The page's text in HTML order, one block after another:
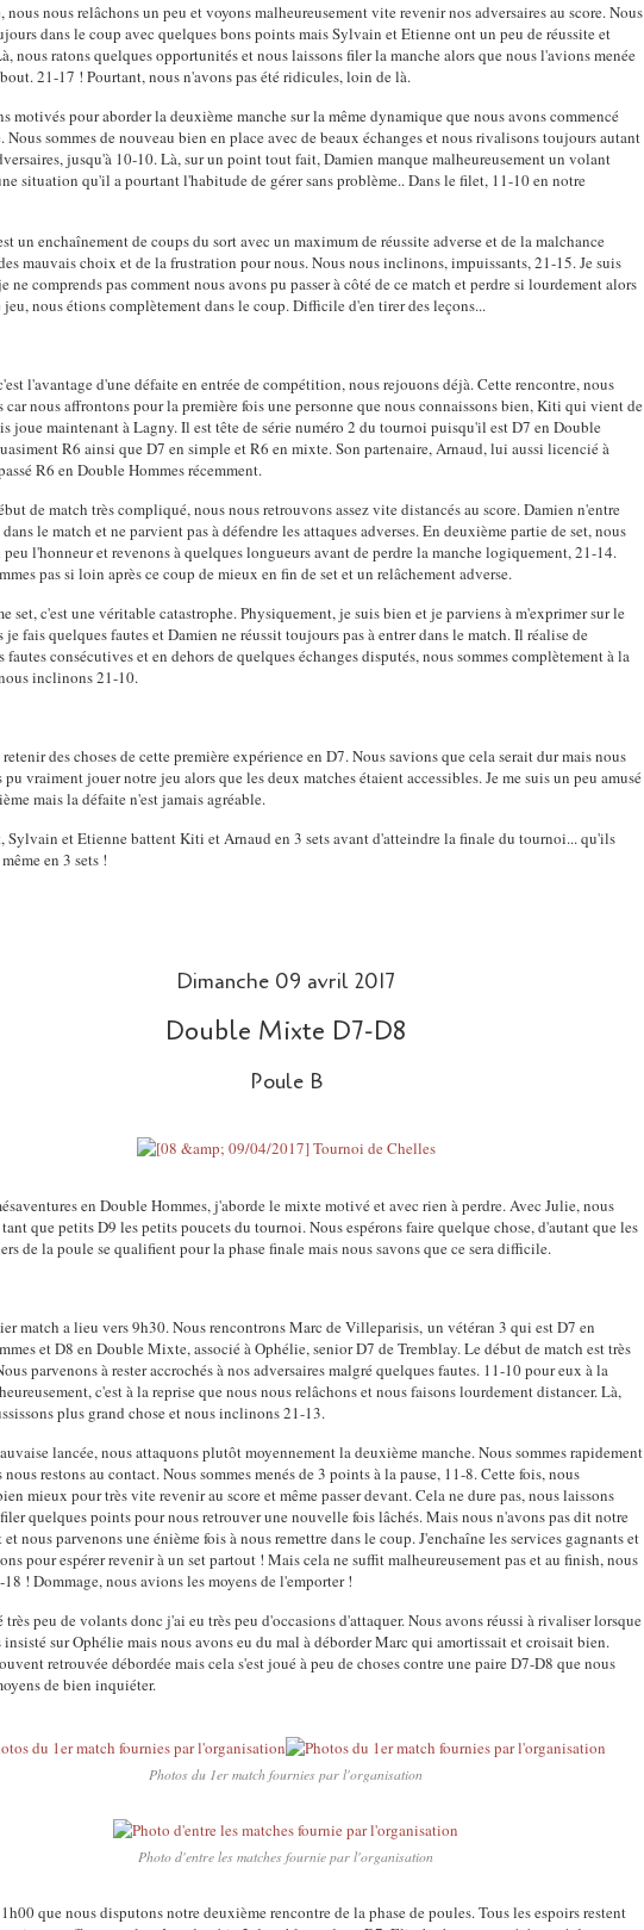
nous nous relâchons un peu et voyons malheureusement vite revenir nos adversaires au score. Nous
dans le coup avec quelques bons points mais Sylvain et Etienne ont un peu de réussite et
nous ratons quelques opportunités et nous laissons filer la manche alors que nous l'avions menée
21-17 ! Pourtant, nous n'avons pas été ridicules, loin de là.
motivés pour aborder la deuxième manche sur la même dynamique que nous avons commencé
Nous sommes de nouveau bien en place avec de beaux échanges et nous rivalisons toujours autant
jusqu'à 10-10. Là, sur un point tout fait, Damien manque malheureusement un volant
situation qu'il a pourtant l'habitude de gérer sans problème.. Dans le filet, 11-10 en notre
un enchaînement de coups du sort avec un maximum de réussite adverse et de la malchance
mauvais choix et de la frustration pour nous. Nous nous inclinons, impuissants, 21-15. Je suis
ne comprends pas comment nous avons pu passer à côté de ce match et perdre si lourdement alors
jeu, nous étions complètement dans le coup. Difficile d'en tirer des leçons...
l'avantage d'une défaite en entrée de compétition, nous rejouons déjà. Cette rencontre, nous
car nous affrontons pour la première fois une personne que nous connaissons bien, Kiti qui vient de
joue maintenant à Lagny. Il est tête de série numéro 2 du tournoi puisqu'il est D7 en Double
R6 ainsi que D7 en simple et R6 en mixte. Son partenaire, Arnaud, lui aussi licencié à
R6 en Double Hommes récemment.
de match très compliqué, nous nous retrouvons assez vite distancés au score. Damien n'entre
le match et ne parvient pas à défendre les attaques adverses. En deuxième partie de set, nous
peu l'honneur et revenons à quelques longueurs avant de perdre la manche logiquement, 21-14.
pas si loin après ce coup de mieux en fin de set et un relâchement adverse.
set, c'est une véritable catastrophe. Physiquement, je suis bien et je parviens à m'exprimer sur le
je fais quelques fautes et Damien ne réussit toujours pas à entrer dans le match. Il réalise de
fautes consécutives et en dehors de quelques échanges disputés, nous sommes complètement à la
inclinons 21-10.
des choses de cette première expérience en D7. Nous savions que cela serait dur mais nous
pu vraiment jouer notre jeu alors que les deux matches étaient accessibles. Je me suis un peu amusé
mais la défaite n'est jamais agréable.
Sylvain et Etienne battent Kiti et Arnaud en 3 sets avant d'atteindre la finale du tournoi... qu'ils
en 3 sets !
Dimanche 09 avril 2017
Double Mixte D7-D8
Poule B
en Double Hommes, j'aborde le mixte motivé et avec rien à perdre. Avec Julie, nous
tant que petits D9 les petits poucets du tournoi. Nous espérons faire quelque chose, d'autant que les
de la poule se qualifient pour la phase finale mais nous savons que ce sera difficile.
match a lieu vers 9h30. Nous rencontrons Marc de Villeparisis, un vétéran 3 qui est D7 en
et D8 en Double Mixte, associé à Ophélie, senior D7 de Tremblay. Le début de match est très
parvenons à rester accrochés à nos adversaires malgré quelques fautes. 11-10 pour eux à la
c'est à la reprise que nous nous relâchons et nous faisons lourdement distancer. Là,
plus grand chose et nous inclinons 21-13.
lancée, nous attaquons plutôt moyennement la deuxième manche. Nous sommes rapidement
nous restons au contact. Nous sommes menés de 3 points à la pause, 11-8. Cette fois, nous
mieux pour très vite revenir au score et même passer devant. Cela ne dure pas, nous laissons
quelques points pour nous retrouver une nouvelle fois lâchés. Mais nous n'avons pas dit notre
nous parvenons une énième fois à nous remettre dans le coup. J'enchaîne les services gagnants et
pour espérer revenir à un set partout ! Mais cela ne suffit malheureusement pas et au finish, nous
! Dommage, nous avions les moyens de l'emporter !
très peu de volants donc j'ai eu très peu d'occasions d'attaquer. Nous avons réussi à rivaliser lorsque
insisté sur Ophélie mais nous avons eu du mal à déborder Marc qui amortissait et croisait bien.
retrouvée débordée mais cela s'est joué à peu de choses contre une paire D7-D8 que nous
de bien inquiéter.
Photos du 1er match fournies par l'organisation
Photo d'entre les matches fournie par l'organisation
que nous disputons notre deuxième rencontre de la phase de poules. Tous les espoirs restent